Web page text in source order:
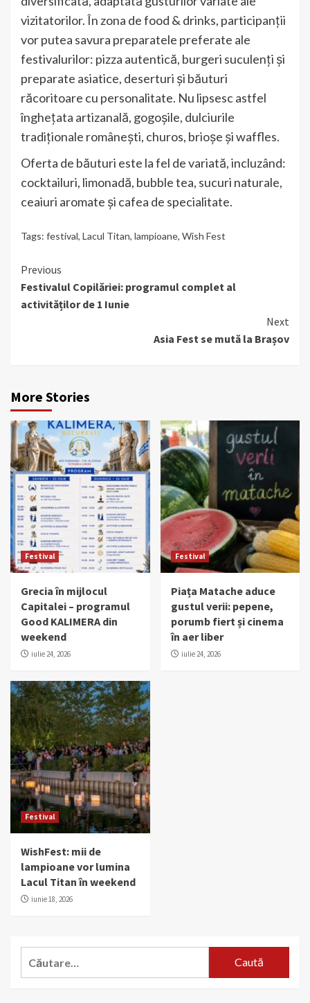
vizitatorilor. În zona de food & drinks, participanții
vor putea savura preparatele preferate ale
festivalurilor: pizza autentică, burgeri suculenți și
preparate asiatice, deserturi și băuturi
răcoritoare cu personalitate. Nu lipsesc astfel
înghețata artizanală, gogoșile, dulciurile
tradiționale românești, churos, brioșe și waffles.
Oferta de băuturi este la fel de variată, incluzând:
cocktailuri, limonadă, bubble tea, sucuri naturale,
ceaiuri aromate și cafea de specialitate.
Tags: festival, Lacul Titan, lampioane, Wish Fest
Continue
Reading
Previous
Festivalul Copilăriei: programul complet al
activităților de 1 Iunie
Next
Asia Fest se mută la Brașov
More Stories
Festival
Grecia în mijlocul
Capitalei – programul
Good KALIMERA din
weekend
iulie 24, 2026
Festival
Piața Matache aduce
gustul verii: pepene,
porumb fiert și cinema
în aer liber
iulie 24, 2026
Festival
WishFest: mii de
lampioane vor lumina
Lacul Titan în weekend
iunie 18, 2026